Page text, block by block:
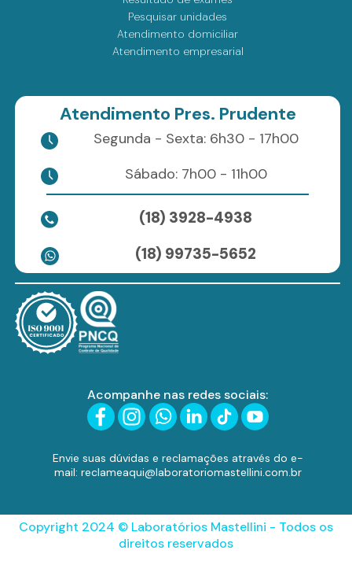
Pesquisar unidades
Atendimento domiciliar
Atendimento empresarial
Atendimento Pres. Prudente
Segunda - Sexta: 6h30 - 17h00
Sábado: 7h00 - 11h00
(18) 3928-4938
(18) 99735-5652
Acompanhe nas redes sociais:
Envie suas dúvidas e reclamações através do e-
mail: reclameaqui@laboratoriomastellini.com.br
Copyright 2024 © Laboratórios Mastellini - Todos os
direitos reservados